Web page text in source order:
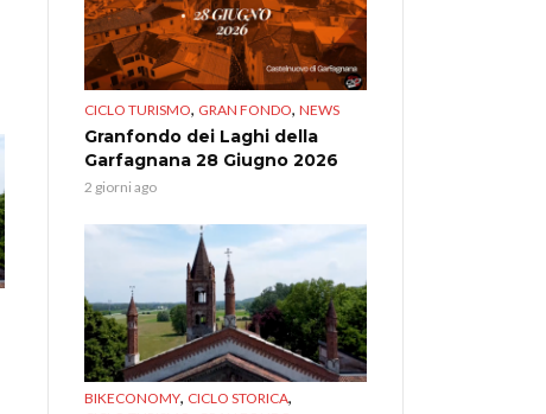
CICLO TURISMO, GRAN FONDO, NEWS
Granfondo dei Laghi della
Garfagnana 28 Giugno 2026
2 giorni ago
BIKECONOMY, CICLO STORICA,